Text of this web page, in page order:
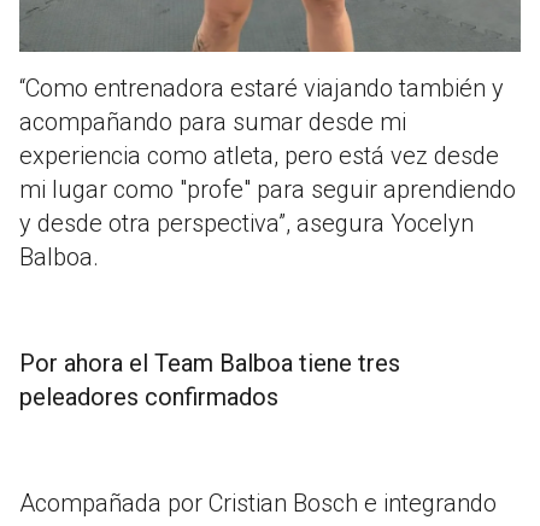
“Como entrenadora estaré viajando también y
acompañando para sumar desde mi
experiencia como atleta, pero está vez desde
mi lugar como "profe" para seguir aprendiendo
y desde otra perspectiva”, asegura Yocelyn
Balboa.
Por ahora el Team Balboa tiene tres
peleadores confirmados
Acompañada por Cristian Bosch e integrando